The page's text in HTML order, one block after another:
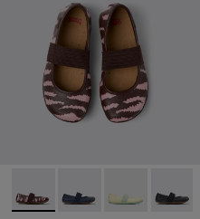
multicolor in pelle per
Ballerine nere in pelle per
001 - Mary Jane da
Twins - 80025-160 -
Twins - 80025-116 -
Twins -Twins